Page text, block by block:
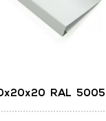
RAL 5005